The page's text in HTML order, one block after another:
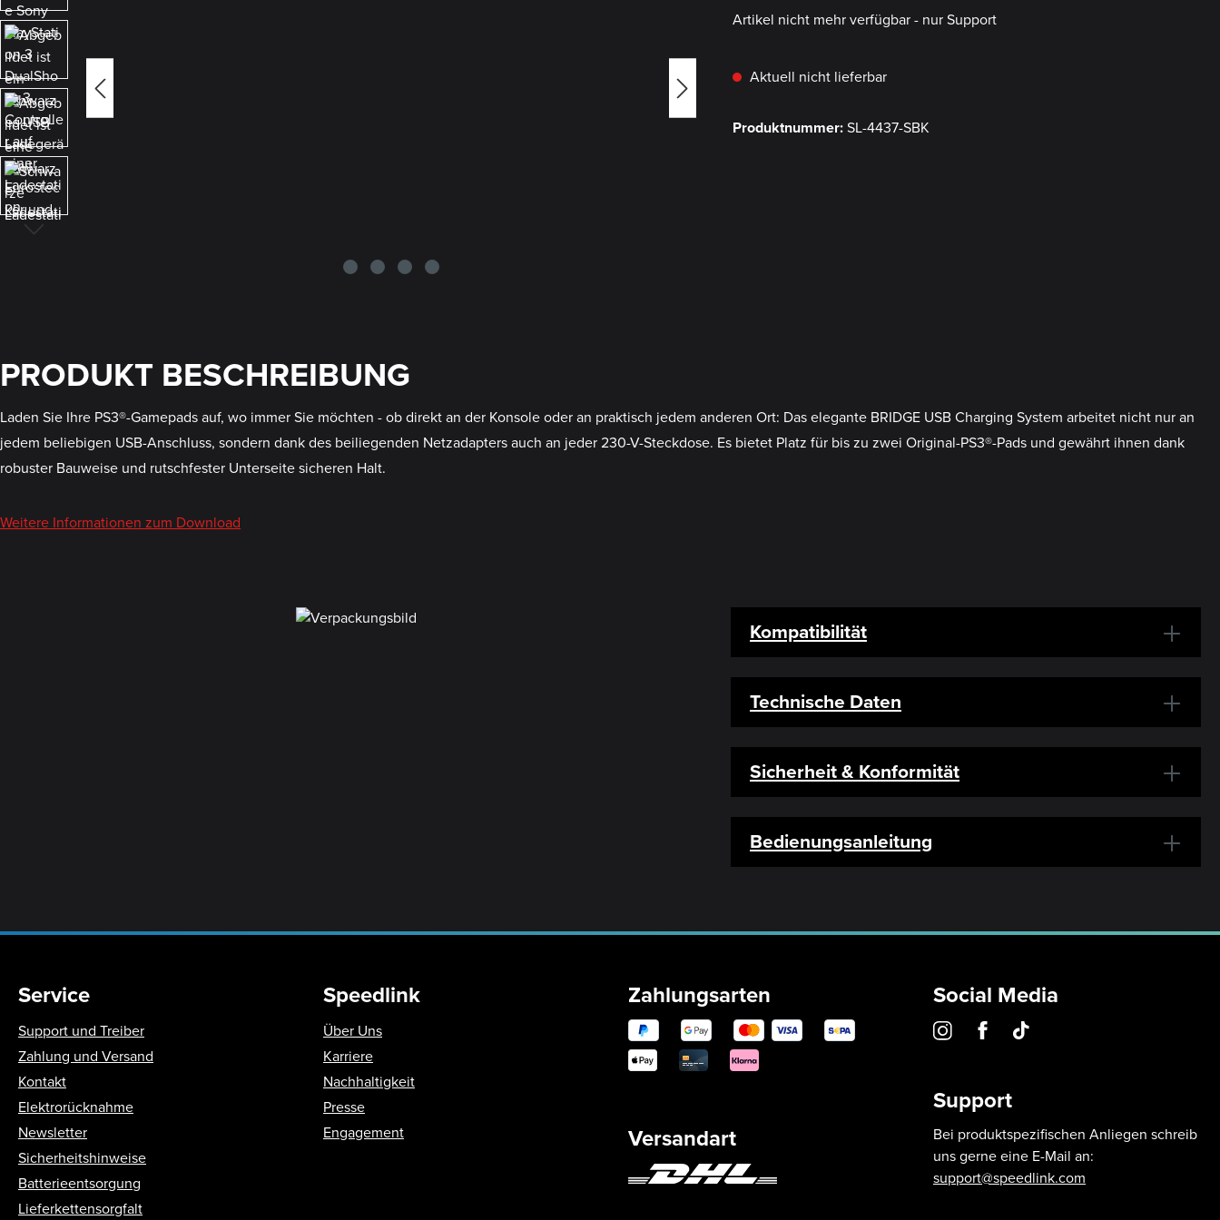
Artikel nicht mehr verfügbar - nur Support
Aktuell nicht lieferbar
Produktnummer:SL-4437-SBK
PRODUKT BESCHREIBUNG
Laden Sie Ihre PS3®-Gamepads auf, wo immer Sie möchten - ob direkt an der Konsole oder an praktisch jedem anderen Ort: Das elegante BRIDGE USB Charging System arbeitet nicht nur an
jedem beliebigen USB-Anschluss, sondern dank des beiliegenden Netzadapters auch an jeder 230-V-Steckdose. Es bietet Platz für bis zu zwei Original-PS3®-Pads und gewährt ihnen dank
robuster Bauweise und rutschfester Unterseite sicheren Halt.
Weitere Informationen zum Download
Kompatibilität
Technische Daten
Sicherheit & Konformität
Bedienungsanleitung
Service
Support und Treiber
Zahlung und Versand
Kontakt
Elektrorücknahme
Newsletter
Sicherheitshinweise
Batterieentsorgung
Lieferkettensorgfalt
Speedlink
Über Uns
Karriere
Nachhaltigkeit
Presse
Engagement
Zahlungsarten
Versandart
Social Media
Support
Bei produktspezifischen Anliegen schreib
uns gerne eine E-Mail an:
support@speedlink.com